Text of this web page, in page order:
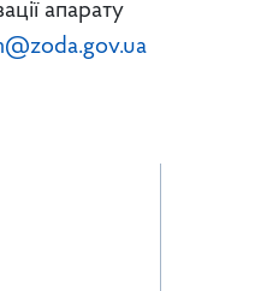
апарату